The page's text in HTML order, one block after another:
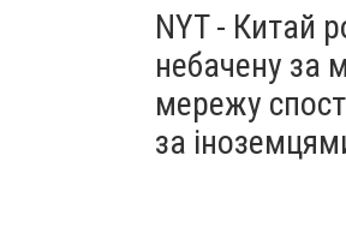
NYT - Китай
небачену за
мережу
за